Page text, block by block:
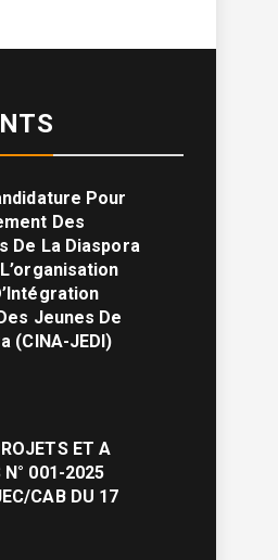
Pour
Des
De La Diaspora
Jeunes De
(CINA-JEDI)
ET A
001-2025
CAB DU 17